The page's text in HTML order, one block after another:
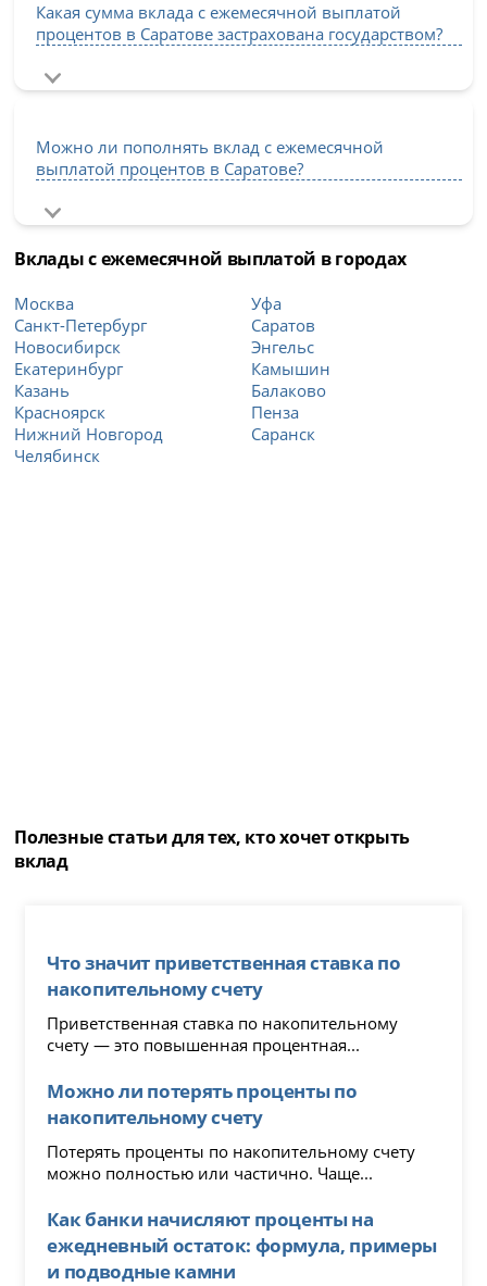
Какая сумма вклада с ежемесячной выплатой
процентов в Саратове застрахована государством?
Можно ли пополнять вклад с ежемесячной
выплатой процентов в Саратове?
Вклады с ежемесячной выплатой в городах
Москва
Санкт-Петербург
Новосибирск
Екатеринбург
Казань
Красноярск
Нижний Новгород
Челябинск
Уфа
Саратов
Энгельс
Камышин
Балаково
Пенза
Саранск
Полезные статьи для тех, кто хочет открыть
вклад
Что значит приветственная ставка по
накопительному счету
Приветственная ставка по накопительному
счету — это повышенная процентная...
Можно ли потерять проценты по
накопительному счету
Потерять проценты по накопительному счету
можно полностью или частично. Чаще...
Как банки начисляют проценты на
ежедневный остаток: формула, примеры
и подводные камни